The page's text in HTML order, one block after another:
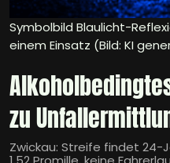
Symbolbild Blaulicht-
einem Einsatz (Bild: KI
zu
Zwickau: Streife findet 24-